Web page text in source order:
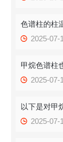
色谱柱的柱
2025-07-
甲烷色谱柱
2025-07-
以下是对甲
2025-07-